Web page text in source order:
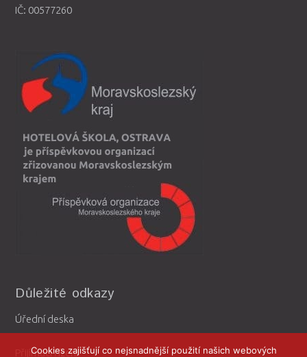
IČ: 00577260
Důležité odkazy
Úřední deska
Přijímací řízení
Cookies zajišťují co nejsnadnější použití našich webových